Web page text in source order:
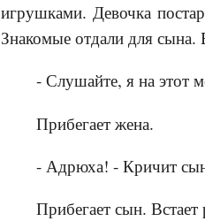
игрушками. Девочка
Знакомые отдали для сына.
- Слушайте, я на этот
Прибегает жена.
- Адрюха! - Кричит
Прибегает сын.